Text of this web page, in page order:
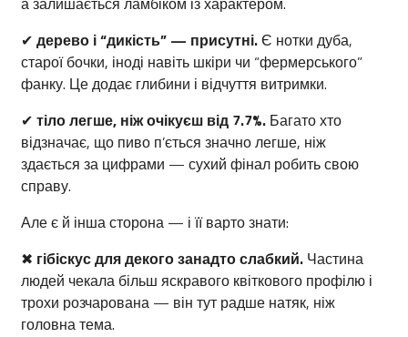
✔ дерево і “дикість” — присутні.Є нотки дуба,
старої бочки, іноді навіть шкіри чи “фермерського”
фанку. Це додає глибини і відчуття витримки.
✔ тіло легше, ніж очікуєш від 7.7%. Багато хто
відзначає, що пиво п’ється значно легше, ніж
здається за цифрами — сухий фінал робить свою
справу.
Але є й інша сторона — і її варто знати:
✖ гібіскус для декого занадто слабкий. Частина
людей чекала більш яскравого квіткового профілю і
трохи розчарована — він тут радше натяк, ніж
головна тема.